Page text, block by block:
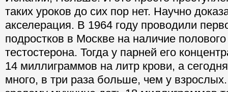
таких уроков до сих пор нет. Научно
акселерация. В 1964 году проводили
подростков в Москве на наличие
тестостерона. Тогда у парней его
14 миллиграммов на литр крови, а
много, в три раза больше, чем у